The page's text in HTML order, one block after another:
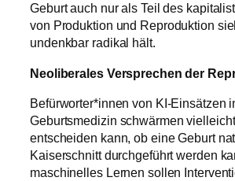
Geburt auch nur als Teil des
von Produktion und Reproduktion
undenkbar radikal hält.
Neoliberales Versprechen der
Befürworter*innen von KI-Einsätzen
Geburtsmedizin schwärmen
entscheiden kann, ob eine Geburt
Kaiserschnitt durchgeführt werden
maschinelles Lernen sollen